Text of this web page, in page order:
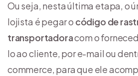
Ou seja, nesta última etapa, o
lojista é pegar o código de
transportadoracom o
lo ao cliente, por e-mail ou
commerce, para que ele